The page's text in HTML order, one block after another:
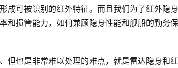
成可被识别的红外特征。而且我们为了红外隐
和损管能力，如何兼顾隐身性能和舰船的勤务
但也是非常难以处理的难点，就是雷达隐身和